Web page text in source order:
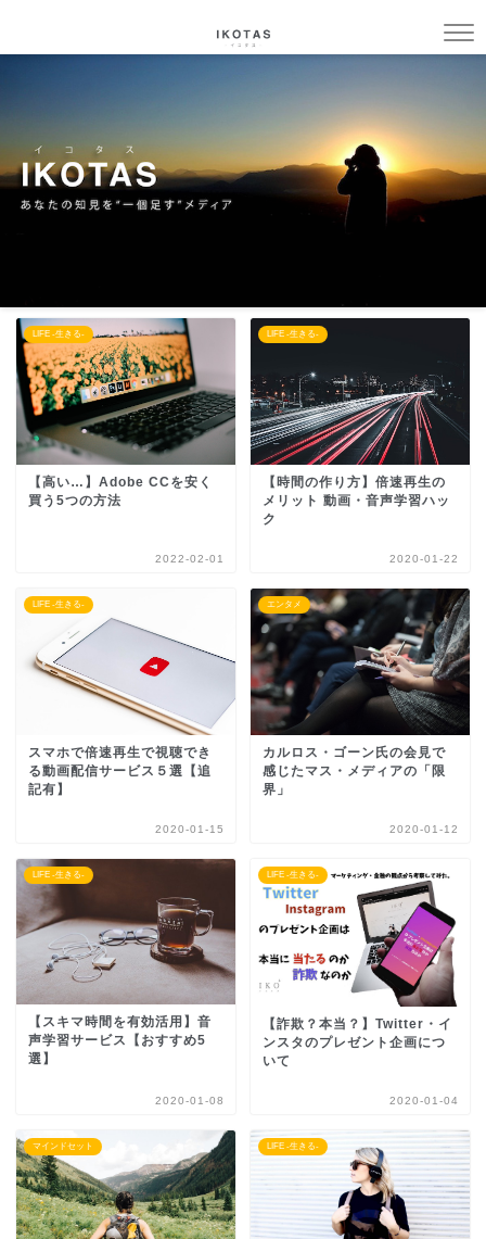
LIFE -生きる-
【高い…】Adobe CCを安く
買う5つの方法
2022-02-01
LIFE -生きる-
【時間の作り方】倍速再生の
メリット 動画・音声学習ハッ
ク
2020-01-22
LIFE -生きる-
スマホで倍速再生で視聴でき
る動画配信サービス５選【追
記有】
2020-01-15
エンタメ
カルロス・ゴーン氏の会見で
感じたマス・メディアの「限
界」
2020-01-12
LIFE -生きる-
【スキマ時間を有効活用】音
声学習サービス【おすすめ5
選】
2020-01-08
LIFE -生きる-
【詐欺？本当？】Twitter・イ
ンスタのプレゼント企画につ
いて
2020-01-04
マインドセット LIFE -生きる-